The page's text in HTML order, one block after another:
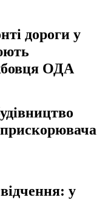
дороги у
ОДА
прискорювача
у